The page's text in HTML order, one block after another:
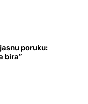
poruku:
bira”